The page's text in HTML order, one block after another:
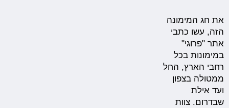
את חג המימונה
הזה, עשו כתבי
אתר "פרוגי"
במימונות בכל
רחבי הארץ, החל
ממטולה בצפון
ועד אילת
שבדרום. צוות